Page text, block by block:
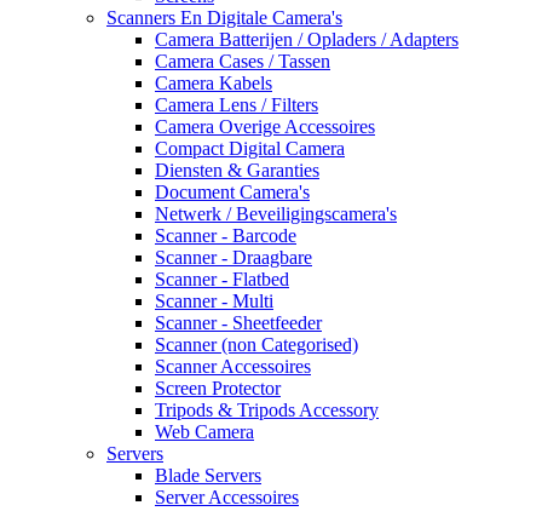
Scanners En Digitale Camera's
Camera Batterijen / Opladers / Adapters
Camera Cases / Tassen
Camera Kabels
Camera Lens / Filters
Camera Overige Accessoires
Compact Digital Camera
Diensten & Garanties
Document Camera's
Netwerk / Beveiligingscamera's
Scanner - Barcode
Scanner - Draagbare
Scanner - Flatbed
Scanner - Multi
Scanner - Sheetfeeder
Scanner (non Categorised)
Scanner Accessoires
Screen Protector
Tripods & Tripods Accessory
Web Camera
Servers
Blade Servers
Server Accessoires